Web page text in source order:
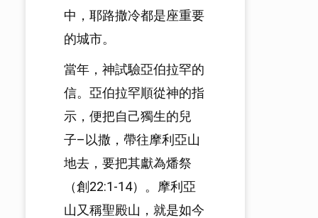
中，耶路撒冷都是座重要
的城市。
當年，神試驗亞伯拉罕的
信。亞伯拉罕順從神的指
示，便把自己獨生的兒
子–以撒，帶往摩利亞山
地去，要把其獻為燔祭
（創22:1-14）。摩利亞
山又稱聖殿山，就是如今